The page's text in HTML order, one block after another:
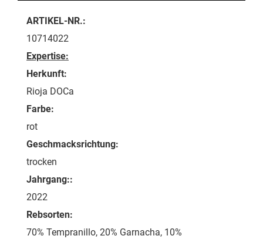
ARTIKEL-NR.:
10714022
Expertise:
Herkunft:
Rioja DOCa
Farbe:
rot
Geschmacksrichtung:
trocken
Jahrgang::
2022
Rebsorten:
70% Tempranillo, 20% Garnacha, 10%